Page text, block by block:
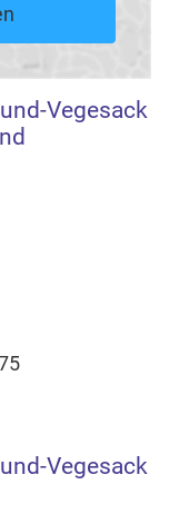
Vegesack
Vegesack